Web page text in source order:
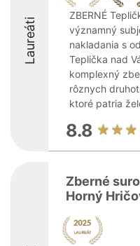
Laureáti
ZBERNÉ
významný
nakladania s
Teplička nad
komplexný
rôznych
ktoré patria
8.8
Zberné
Horný